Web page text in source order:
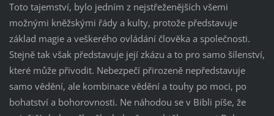
Toto tajemství, bylo jedním z nejstřeženějších všemi
možnými kněžskými řády a kulty, protože představuje
základ magie a veškerého ovládání člověka a společnosti.
Stejně tak však představuje její zkázu a to pro samo šílenství,
které může přivodit. Nebezpečí přirozeně nepředstavuje
samo vědění, ale kombinace vědění a touhy po moci, po
bohatství a bohorovnosti. Ne náhodou se v Bibli píše, že